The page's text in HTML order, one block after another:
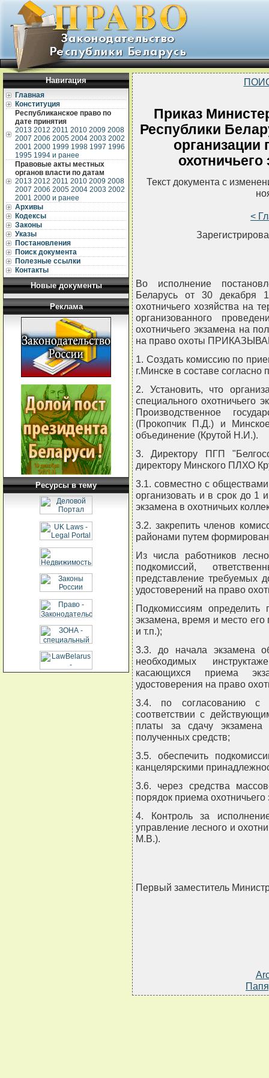
Навигация
Главная
Конституция
Республиканское право по
дате принятия
2013 2012 2011 2010 2009 2008
2007 2006 2005 2004 2003 2002
2001 2000 1999 1998 1997 1996
1995 1994 и ранее
Правовые акты местных
органов власти по датам
2013 2012 2011 2010 2009 2008
2007 2006 2005 2004 2003 2002
2001 2000 и ранее
Архивы
Кодексы
Законы
Указы
Постановления
Поиск документа
Полезные ссылки
Контакты
Новые документы
Реклама
Ресурсы в тему
Приказ
Республики
организации
Текст документа с
<
Во исполнение
Беларусь от 30 декабря
охотничьего хозяйства на
организованного
охотничьего экзамена на
на право охоты
1. Создать комиссию по
г.Минске в составе
2. Установить, что
специального охотничьего
Производственное
(Прокопчик П.Д.) и Минское
объединение (Крутой Н.И.).
3. Директору ПГП
директору Минского ПЛХО
3.1. совместно с
организовать и в срок до 1
экзамена в охотничьих
3.2. закрепить членов
районами путем
Из числа работников
подкомиссий,
представление требуемых
удостоверений на право
Подкомиссиям
экзамена, время и место
и т.п.);
3.3. до начала экзамена
необходимых
касающихся приема
удостоверения на право
3.4. по согласованию с
соответствии с
платы за сдачу экзамена
полученных средств;
3.5. обеспечить
канцелярскими
3.6. через средства
порядок приема охотничьего
4. Контроль за
управление лесного и
М.В.).
Первый заместитель